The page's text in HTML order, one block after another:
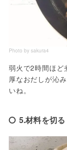
Photo by sakura4
弱火で2時間ほど
厚なおだしが沁
いね。
5.材料を切る